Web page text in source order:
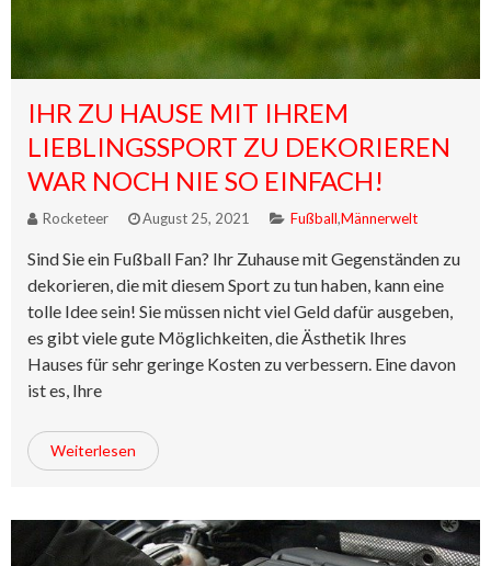
IHR ZU HAUSE MIT IHREM
LIEBLINGSSPORT ZU DEKORIEREN
WAR NOCH NIE SO EINFACH!
Rocketeer August 25, 2021 Fußball,Männerwelt
Sind Sie ein Fußball Fan? Ihr Zuhause mit Gegenständen zu
dekorieren, die mit diesem Sport zu tun haben, kann eine
tolle Idee sein! Sie müssen nicht viel Geld dafür ausgeben,
es gibt viele gute Möglichkeiten, die Ästhetik Ihres
Hauses für sehr geringe Kosten zu verbessern. Eine davon
ist es, Ihre
Weiterlesen